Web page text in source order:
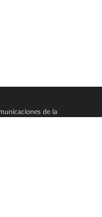
de la